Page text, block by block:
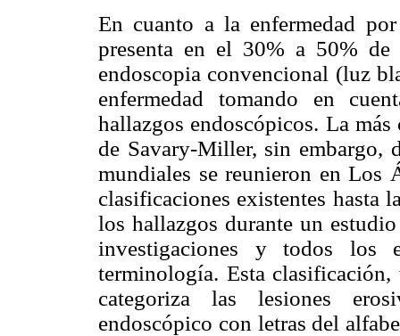
En cuanto a la enfermedad
presenta en el 30% a 50%
endoscopia convencional (luz
enfermedad tomando en
hallazgos endoscópicos. La
de Savary-Miller, sin embargo,
mundiales se reunieron en Los
clasificaciones existentes hasta
los hallazgos durante un
investigaciones y todos los
terminología. Esta
categoriza las lesiones
endoscópico con letras del